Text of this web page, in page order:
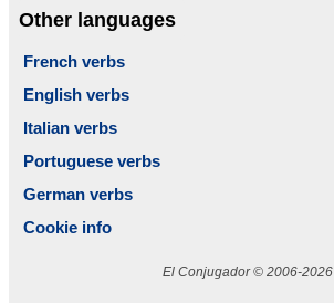
Other languages
French verbs
English verbs
Italian verbs
Portuguese verbs
German verbs
Cookie info
El Conjugador © 2006-2026